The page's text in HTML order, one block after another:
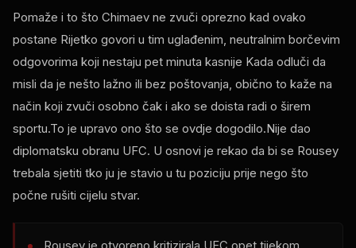
Pomaže i to što Chimaev ne zvuči oprezno kad ovako
postane Rijetko govori u tim uglađenim, neutralnim borčevim
odgovorima koji nestaju pet minuta kasnije Kada odluči da
misli da je nešto lažno ili bez poštovanja, obično to kaže na
način koji zvuči osobno čak i ako se doista radi o širem
sportu.To je upravo ono što se ovdje dogodilo.Nije dao
diplomatsku obranu UFC. U osnovi je rekao da bi se Rousey
trebala sjetiti tko ju je stavio u tu poziciju prije nego što
počne rušiti cijelu stvar.